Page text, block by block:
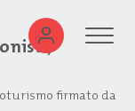
firmato da